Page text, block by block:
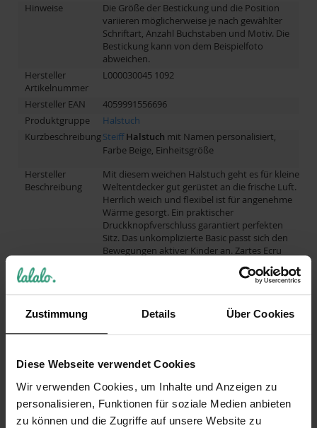
Zustimmung Details Über Cookies
Diese Webseite verwendet Cookies
Wir verwenden Cookies, um Inhalte und Anzeigen zu
personalisieren, Funktionen für soziale Medien anbieten
zu können und die Zugriffe auf unsere Website zu
Hinweise
Die Größe der Bestickung und die Position
variieren möglicherweise je nach gewählter
Schriftart, Anzahl Buchstaben und Motiv. Die
Bestickung kann von dem Beispielfoto
abweichen.
Hersteller
Artikelnummer
L000030045 1092
Hersteller EAN
4059991556696
Produktgruppe
Halstuch
KurzbeschreibungSteiff Halstuch mit Namen personalisiert,
Farbe Beige, Einheitsgröße
Hersteller
Beschreibung
Mit diesem weichen Halstuch geht es für kleine
Weltentdecker gut gerüstet an die frische Luft.
Herrlich weich und flexibel ist für angenehme
Wärme gesorgt. Ein praktischer
Druckknopfverschluss garantiert perfekten
Sitz. Das unkomplizierte Basic passt sich den
Bewegungen aktiver Kinder an. Zartes Ecru
bringt klassischen Chic in viele Alltags-Outfits
und ist auch wunderschön festlich
Augen für Ihr Kleines offen. Charmanter
REZENSIONEN
Schreibe eine Bewertung